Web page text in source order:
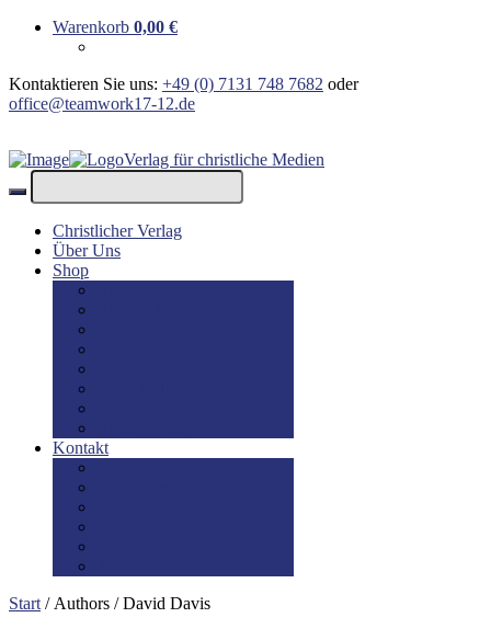
Warenkorb 0,00 €
Kontaktieren Sie uns: +49 (0) 7131 748 7682 oder
office@teamwork17-12.de
Verlag für christliche Medien
Christlicher Verlag
Über Uns
Shop
Kontakt
Start / Authors / David Davis